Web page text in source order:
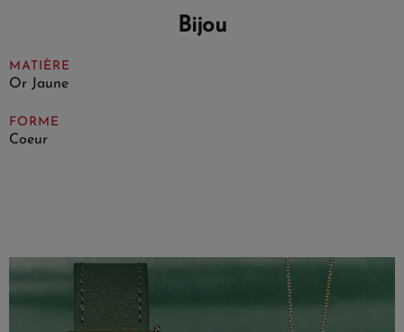
Bijou
MATIÈRE
Or Jaune
FORME
Coeur